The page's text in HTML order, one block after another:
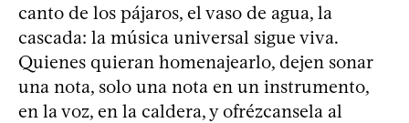
canto de los pájaros, el vaso de agua, la
cascada: la música universal sigue viva.
Quienes quieran homenajearlo, dejen sonar
una nota, solo una nota en un instrumento,
en la voz, en la caldera, y ofrézcansela al